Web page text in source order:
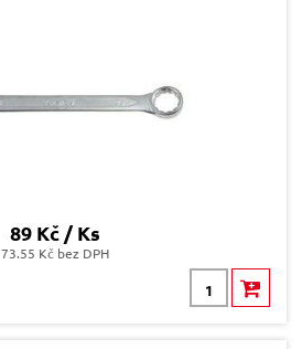
89 Kč / Ks
73.55 Kč bez DPH